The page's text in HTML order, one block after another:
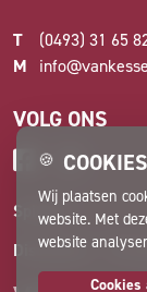
T
(0493) 31 65
M
VOLG ONS
Disclaimer
Spiegel
🍪 COOKIES
Wij plaatsen
website. Met
website